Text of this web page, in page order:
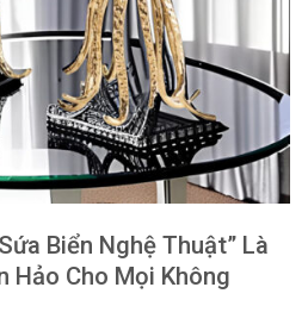
Biển Nghệ Thuật” Là
Hảo Cho Mọi Không